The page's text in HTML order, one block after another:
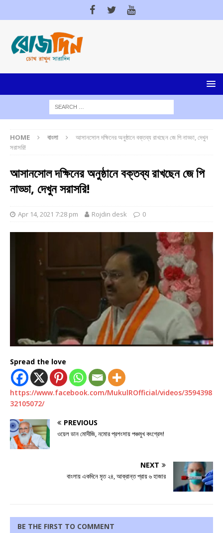
HOME বাংলা
আসানসোল দক্ষিনের অনুষ্ঠানে বক্তব্য রাখছেন জে পি নাড্ডা, দেখুন
সরাসরি!
আসানসোল দক্ষিনের অনুষ্ঠানে বক্তব্য রাখছেন জে পি
নাড্ডা, দেখুন সরাসরি!
Apr 14, 2021 7:28 pm Rojdin desk 0
Spread the love
https://www.facebook.com/MukulROfficial/videos/3594398
32105072/
PREVIOUS
ওয়েল ডান মোদীজি, নমোর প্রশংসায় পঞ্চমুখ কংগ্রেস!
NEXT
বাংলায় একদিনে মৃত ২৪, আক্রান্ত প্রায় ৬ হাজার
BE THE FIRST TO COMMENT